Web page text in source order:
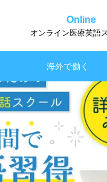
Online
オンライン医療英語
海外で働く